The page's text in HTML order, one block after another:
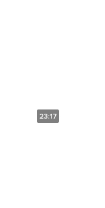
23:17